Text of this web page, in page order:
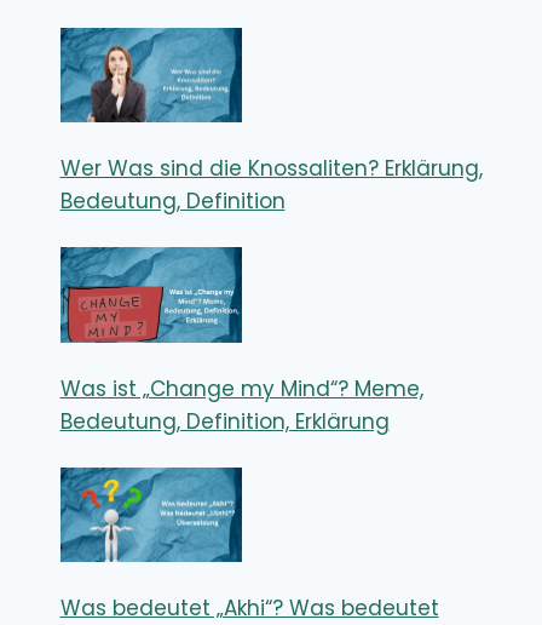
Wer Was sind die Knossaliten? Erklärung,
Bedeutung, Definition
Was ist „Change my Mind“? Meme,
Bedeutung, Definition, Erklärung
Was bedeutet „Akhi“? Was bedeutet